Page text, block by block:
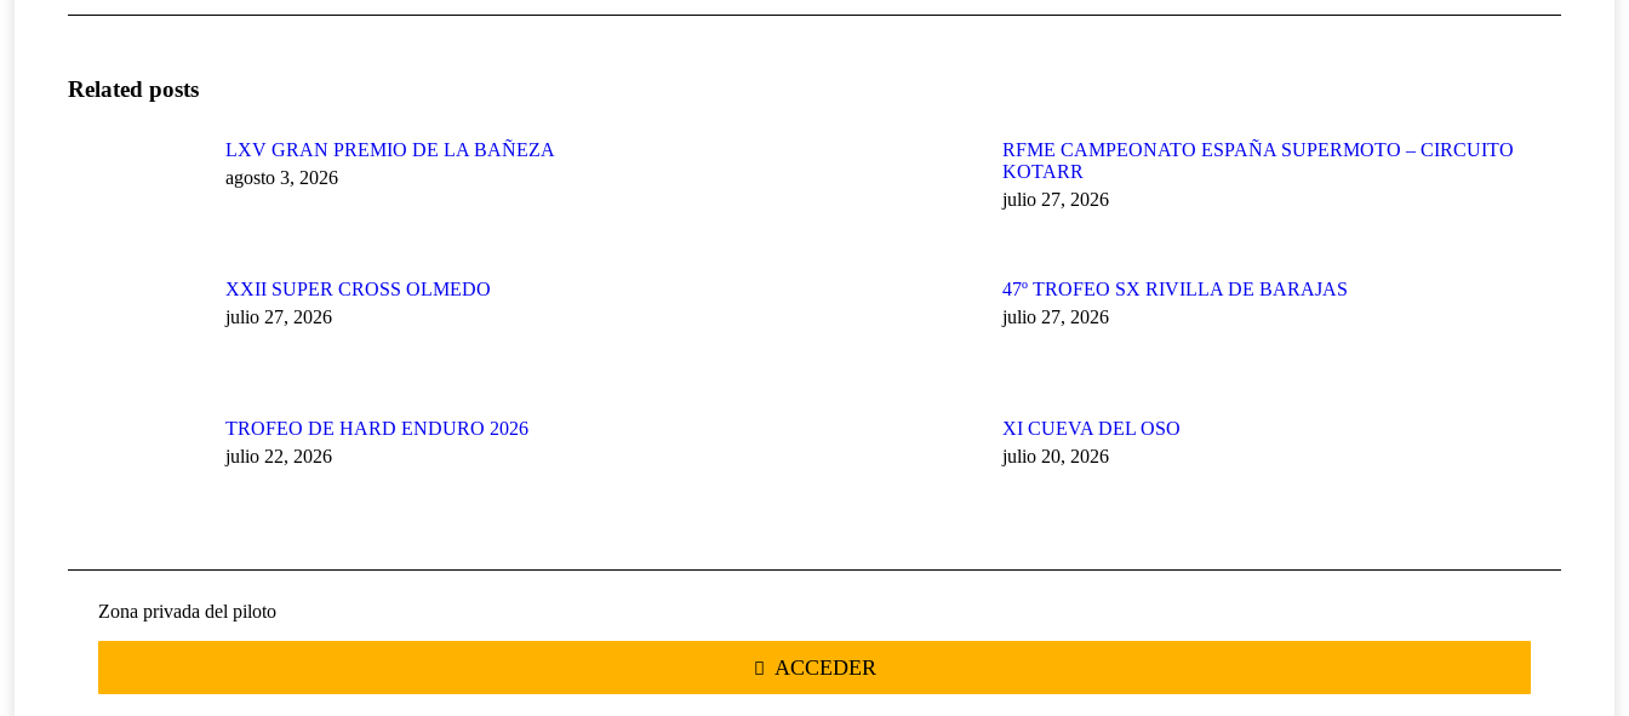
Related posts
LXV GRAN PREMIO DE LA BAÑEZA
agosto 3, 2026
RFME CAMPEONATO ESPAÑA SUPERMOTO – CIRCUITO
KOTARR
julio 27, 2026
XXII SUPER CROSS OLMEDO
julio 27, 2026
47º TROFEO SX RIVILLA DE BARAJAS
julio 27, 2026
TROFEO DE HARD ENDURO 2026
julio 22, 2026
XI CUEVA DEL OSO
julio 20, 2026
Zona privada del piloto
ACCEDER